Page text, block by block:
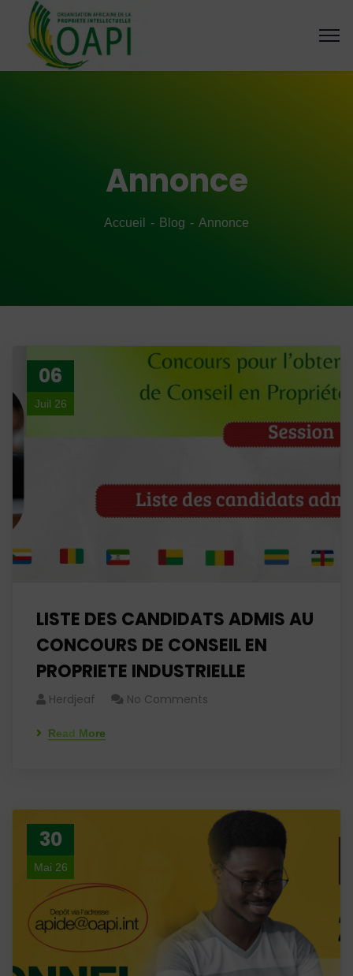
Annonce
Accueil Blog Annonce
06
Juil 26
LISTE DES CANDIDATS ADMIS AU
CONCOURS DE CONSEIL EN
PROPRIETE INDUSTRIELLE
Herdjeaf No Comments
Read More
30
Mai 26